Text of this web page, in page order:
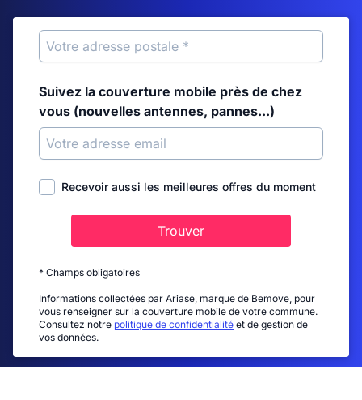
Suivez la couverture mobile près de chez
vous (nouvelles antennes, pannes...)
Recevoir aussi les meilleures offres du moment
Trouver
* Champs obligatoires
Informations collectées par Ariase, marque de Bemove, pour
vous renseigner sur la couverture mobile de votre commune.
Consultez notre politique de confidentialité et de gestion de
vos données.